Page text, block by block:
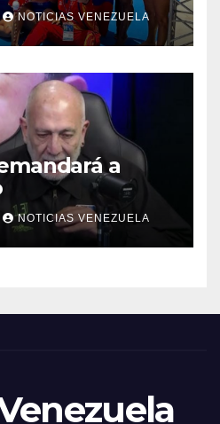
NOTICIAS VENEZUELA
a
NOTICIAS VENEZUELA